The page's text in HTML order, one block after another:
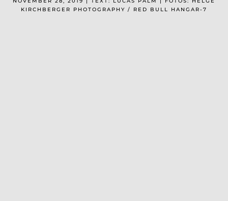
KIRCHBERGER PHOTOGRAPHY / RED BULL HANGAR-7